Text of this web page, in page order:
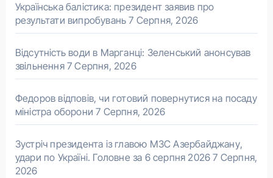
Українська балістика: президент заявив про
результати випробувань 7 Серпня, 2026
Відсутність води в Марганці: Зеленський анонсував
звільнення 7 Серпня, 2026
Федоров відповів, чи готовий повернутися на посаду
міністра оборони 7 Серпня, 2026
Зустріч президента із главою МЗС Азербайджану,
удари по Україні. Головне за 6 серпня 2026 7 Серпня,
2026